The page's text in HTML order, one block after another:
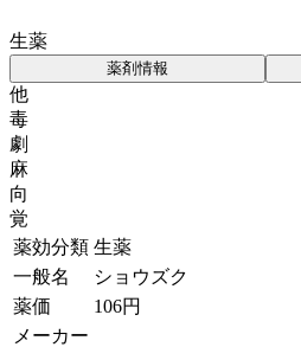
生薬
薬剤情報
他
毒
劇
麻
向
覚
薬効分類 生薬
一般名
ショウズク
薬価
106円
メーカー